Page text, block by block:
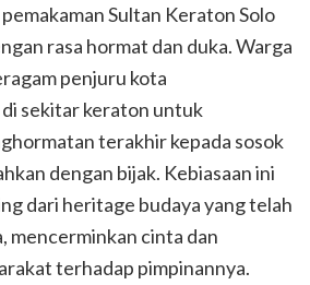
Sultan Keraton Solo
rasa hormat dan duka. Warga
penjuru kota
sekitar keraton untuk
terakhir kepada sosok
dengan bijak. Kebiasaan ini
dari heritage budaya yang telah
mencerminkan cinta dan
terhadap pimpinannya.